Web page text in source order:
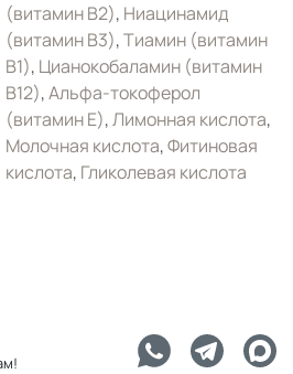
(витамин B2), Ниацинамид
(витамин B3),Тиамин (витамин
B1), Цианокобаламин (витамин
B12),Альфа-токоферол
(витамин Е),Лимонная кислота,
Молочная кислота,Фитиновая
кислота, Гликолевая кислота